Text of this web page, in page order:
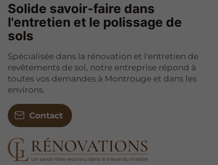
Solide savoir-faire dans
l'entretien et le polissage de
sols
Spécialisée dans la rénovation et l'entretien de
revêtements de sol, notre entreprise répond à
toutes vos demandes à Montrouge et dans les
environs.
Contact